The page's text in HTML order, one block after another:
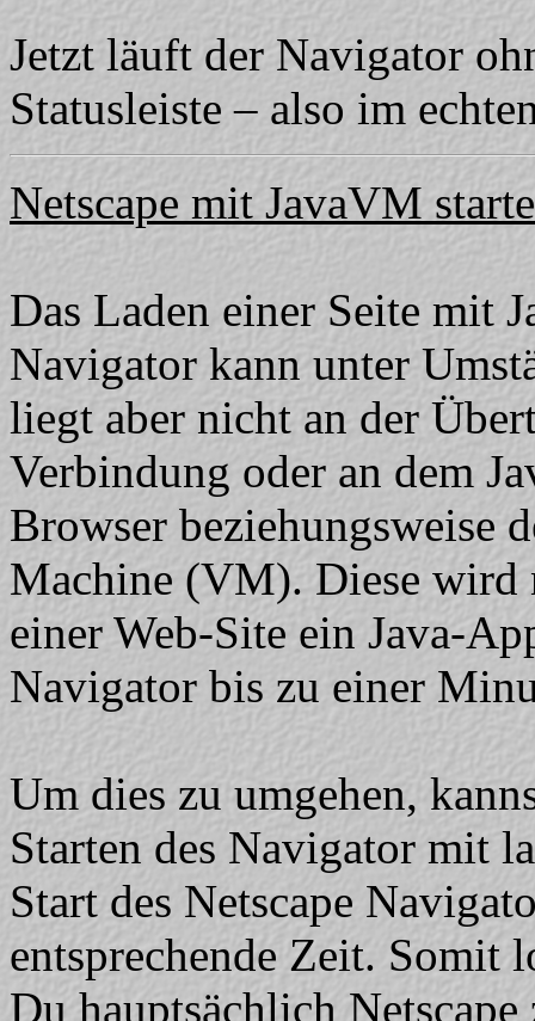
Jetzt läuft der Navigator
Statusleiste – also im
Netscape mit JavaVM
Das Laden einer Seite mit
Navigator kann unter
liegt aber nicht an der
Verbindung oder an dem
Browser beziehungsweise
Machine (VM). Diese wird
einer Web-Site ein Java-
Navigator bis zu einer
Um dies zu umgehen,
Starten des Navigator mit
Start des Netscape
entsprechende Zeit. Somit
Du hauptsächlich